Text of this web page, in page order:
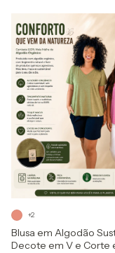
Blusa em Algodão
Decote em V e Corte
+2